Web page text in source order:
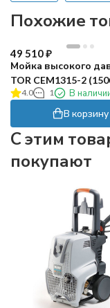
Похожие
49 510₽
Мойка высокого
TOR CEM1315-2
13л/мин)
4.0 1 В
В корзину
C этим
покупают